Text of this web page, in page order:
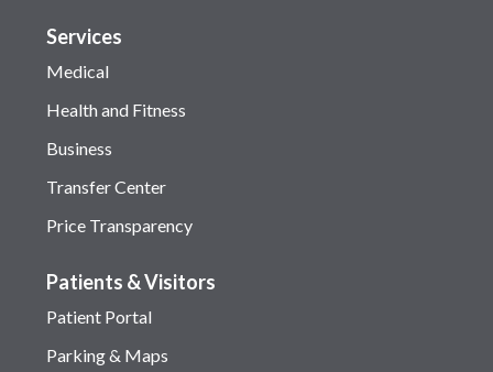
Services
Medical
Health and Fitness
Business
Transfer Center
Price Transparency
Patients & Visitors
Patient Portal
Parking & Maps